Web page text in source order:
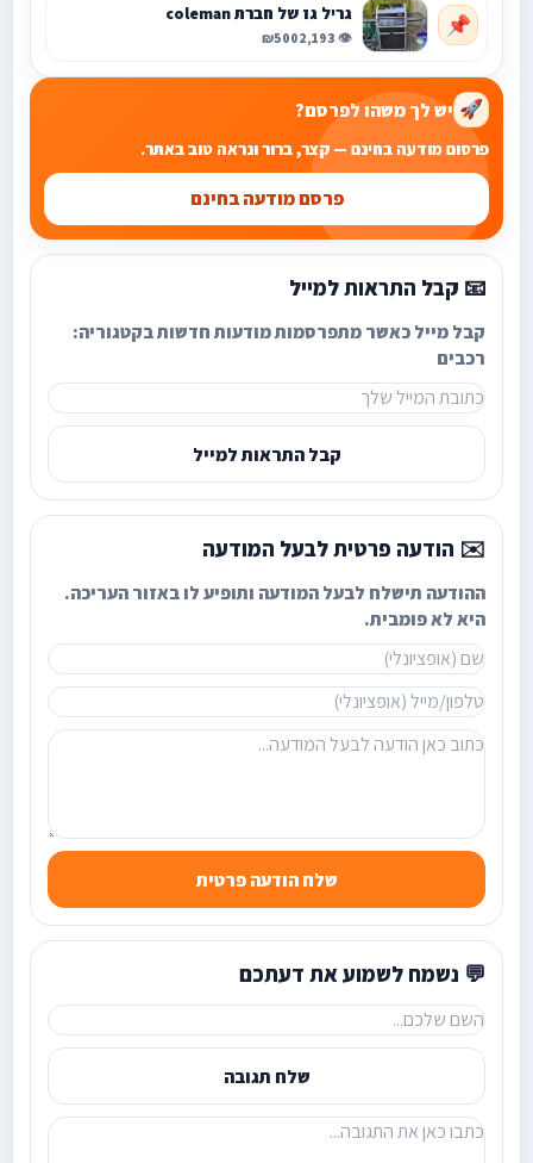
📌 גריל גז של חברת coleman
👁️ 2,193
₪500
🚀 יש לך משהו לפרסם?
פרסום מודעה בחינם — קצר, ברור ונראה טוב באתר.
פרסם מודעה בחינם
📧 קבל התראות למייל
קבל מייל כאשר מתפרסמות מודעות חדשות בקטגוריה:
רכבים
קבל התראות למייל
✉️ הודעה פרטית לבעל המודעה
ההודעה תישלח לבעל המודעה ותופיע לו באזור העריכה.
היא לא פומבית.
שלח הודעה פרטית
💬 נשמח לשמוע את דעתכם
שלח תגובה